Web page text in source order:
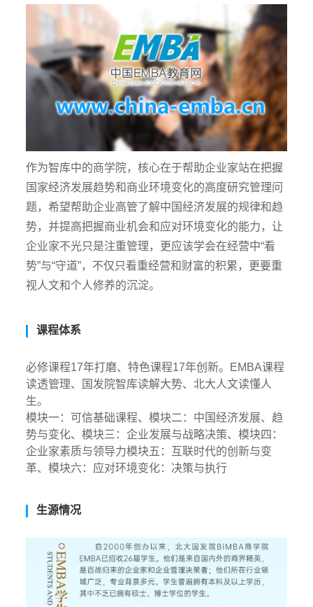
作为智库中的商学院，核心在于帮助企业家站在把握
国家经济发展趋势和商业环境变化的高度研究管理问
题，希望帮助企业高管了解中国经济发展的规律和趋
势，并提高把握商业机会和应对环境变化的能力，让
企业家不光只是注重管理，更应该学会在经营中“看
势”与“守道”，不仅只看重经营和财富的积累，更要重
视人文和个人修养的沉淀。
课程体系
必修课程17年打磨、特色课程17年创新。EMBA课程
读透管理、国发院智库读解大势、北大人文读懂人
生。
模块一：可信基础课程、模块二：中国经济发展、趋
势与变化、模块三：企业发展与战略决策、模块四：
企业家素质与领导力模块五：互联时代的创新与变
革、模块六：应对环境变化：决策与执行
生源情况